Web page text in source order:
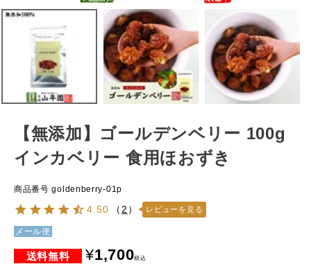
【無添加】ゴールデンベリー 100g
インカベリー 食用ほおずき
商品番号 goldenberry-01p
4.50 （ 2 ） レビューを見る
メール便
¥1,700税込